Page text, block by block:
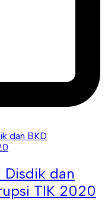
Disdik dan
TIK 2020